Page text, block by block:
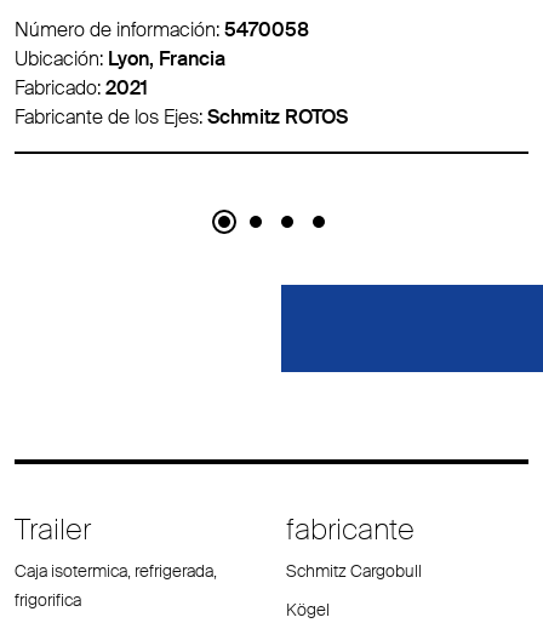
Número de información:5474007
Ubicación: Lyon, Francia
Fabricado:2016
Fabricante de los Ejes:Schmitz ROTOS
Trailer
Caja isotermica, refrigerada,
frigorifica
fabricante
Schmitz Cargobull
Kögel